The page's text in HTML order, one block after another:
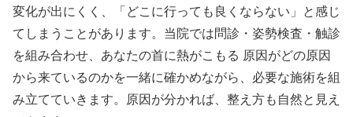
変化が出にくく、「どこに行っても良くならない」と感じ
てしまうことがあります。当院では問診・姿勢検査・触診
を組み合わせ、あなたの首に熱がこもる 原因がどの原因
から来ているのかを一緒に確かめながら、必要な施術を組
み立てていきます。原因が分かれば、整え方も自然と見え